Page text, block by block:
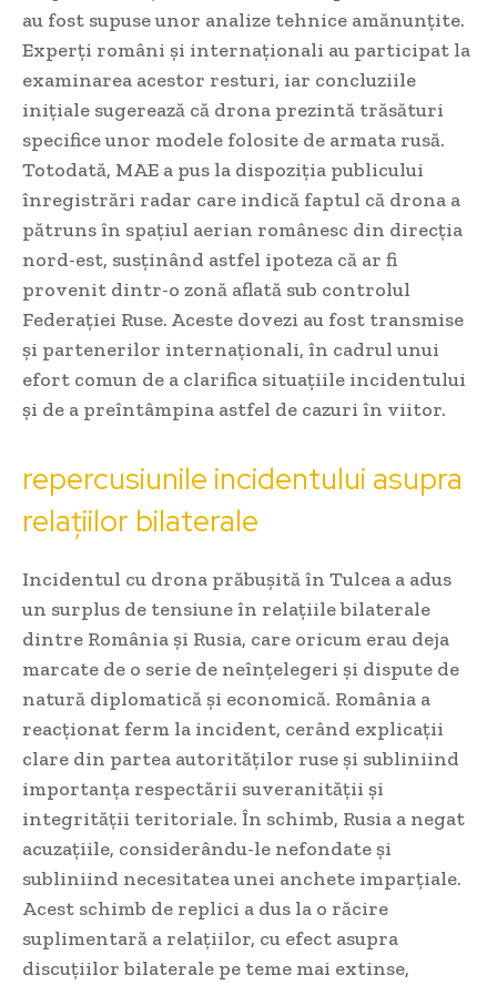
au fost supuse unor analize tehnice amănunțite.
Experți români și internaționali au participat la
examinarea acestor resturi, iar concluziile
inițiale sugerează că drona prezintă trăsături
specifice unor modele folosite de armata rusă.
Totodată, MAE a pus la dispoziția publicului
înregistrări radar care indică faptul că drona a
pătruns în spațiul aerian românesc din direcția
nord-est, susținând astfel ipoteza că ar fi
provenit dintr-o zonă aflată sub controlul
Federației Ruse. Aceste dovezi au fost transmise
și partenerilor internaționali, în cadrul unui
efort comun de a clarifica situațiile incidentului
și de a preîntâmpina astfel de cazuri în viitor.
repercusiunile incidentului asupra
relațiilor bilaterale
Incidentul cu drona prăbușită în Tulcea a adus
un surplus de tensiune în relațiile bilaterale
dintre România și Rusia, care oricum erau deja
marcate de o serie de neînțelegeri și dispute de
natură diplomatică și economică. România a
reacționat ferm la incident, cerând explicații
clare din partea autorităților ruse și subliniind
importanța respectării suveranității și
integrității teritoriale. În schimb, Rusia a negat
acuzațiile, considerându-le nefondate și
subliniind necesitatea unei anchete imparțiale.
Acest schimb de replici a dus la o răcire
suplimentară a relațiilor, cu efect asupra
discuțiilor bilaterale pe teme mai extinse,